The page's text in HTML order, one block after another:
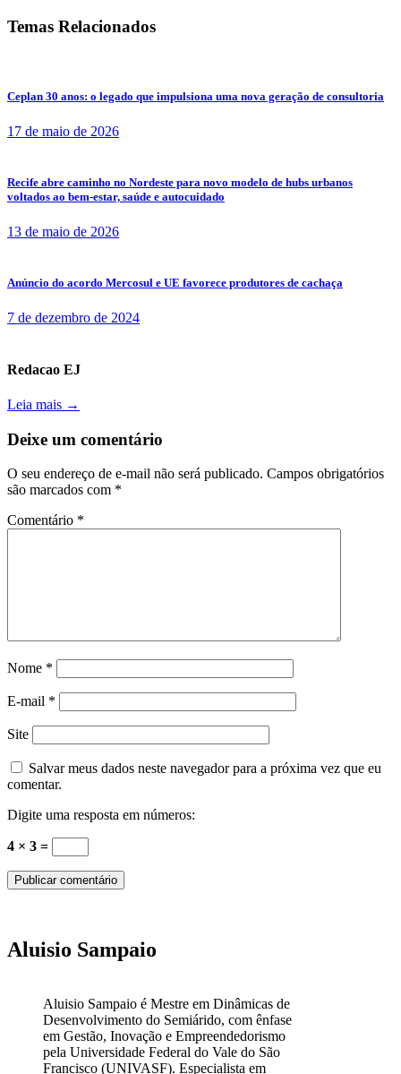
Temas Relacionados
Ceplan 30 anos: o legado que impulsiona uma nova geração de consultoria
17 de maio de 2026
Recife abre caminho no Nordeste para novo modelo de hubs urbanos
voltados ao bem-estar, saúde e autocuidado
13 de maio de 2026
Anúncio do acordo Mercosul e UE favorece produtores de cachaça
7 de dezembro de 2024
Redacao EJ
Leia mais →
Deixe um comentário
O seu endereço de e-mail não será publicado. Campos obrigatórios
são marcados com *
Comentário *
Nome *
E-mail *
Site
Salvar meus dados neste navegador para a próxima vez que eu
comentar.
Digite uma resposta em números:
4 × 3 =
Aluisio Sampaio
Aluisio Sampaio é Mestre em Dinâmicas de
Desenvolvimento do Semiárido, com ênfase
em Gestão, Inovação e Empreendedorismo
pela Universidade Federal do Vale do São
Francisco (UNIVASF). Especialista em